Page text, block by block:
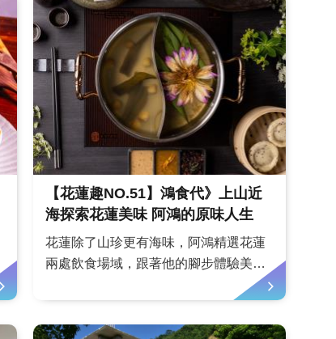
【花蓮趣NO.51】鴻食代》上山近
海探索花蓮美味 阿鴻的原味人生
花蓮除了山珍更有海味，阿鴻精選花蓮
兩處飲食場域，跟著他的腳步體驗美好
的原味人生。文、圖／陳鴻亞洲美食天
王、知名料理節目《阿鴻上菜》主持人
臨海而居的高檔料理｜遠雄悅來大飯店